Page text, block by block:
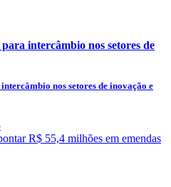
intercâmbio nos setores de
nos setores de inovação e